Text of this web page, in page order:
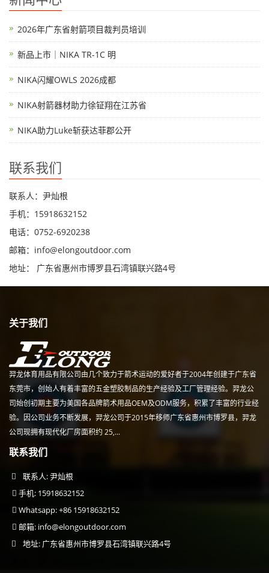
2026年广东省射箭项目裁判员培训
新品上市｜NIKA TR-1C 明
NIKA闪耀OWLS 2026成都
NIKA射箭器材助力徐钲翔在江苏省
NIKA助力Luke斩获达菲郡公开
联系我们
联系人：尹灿根
手机：15918632152
电话：0752-6920238
邮箱： info@elongoutdoor.com
地址： 广东省惠州市博罗县石湾镇联兴路4号
关于我们
羿龙体育用品有限公司由几个致力于箭术运动的爱好者于2004年创建于广东省
东莞市，创始人有着丰富的五金塑胶制品的生产经验及工厂管理经验。羿龙公
司始创初期主要为美国各品牌箭术用品OEM及ODM服务，积累了丰富的行业经
验。因公司业务不断发展，羿龙公司于2015年移师广东省惠州市博罗县，羿龙
公司现拥有现代化厂房面积约 25,...
联系我们
联系人: 尹灿根
手机: 15918632152
Whatsapp: +86 15918632152
邮箱: info@elongoutdoor.com
地址: 广东省惠州市博罗县石湾镇联兴路4号